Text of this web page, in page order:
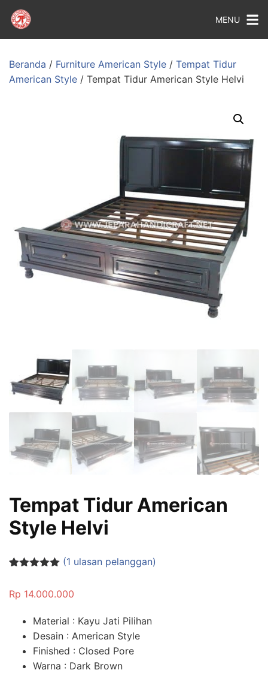
MENU
Beranda / Furniture American Style / Tempat Tidur
American Style / Tempat Tidur American Style Helvi
Tempat Tidur American
Style Helvi
berdasarka
(1 ulasan pelanggan)
Rp 14.000.000
Material : Kayu Jati Pilihan
Desain : American Style
Finished : Closed Pore
Warna : Dark Brown